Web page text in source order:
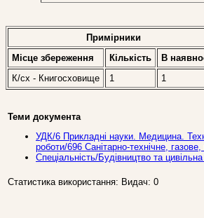
Примірники
Місце збереження
Кількість
В
К/сх - Книгосховище
1 1
Теми документа
УДК/6 Прикладнi науки. Медицина.
роботи/696 Санітарно-технічне,
Спеціальність/Будівництво та цивільна
Статистика використання: Видач: 0